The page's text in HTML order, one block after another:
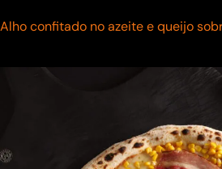
Alho confitado no azeite e queijo